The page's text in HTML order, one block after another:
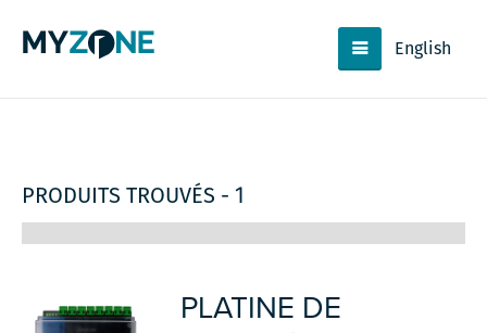
English
PRODUITS TROUVÉS - 1
PLATINE DE